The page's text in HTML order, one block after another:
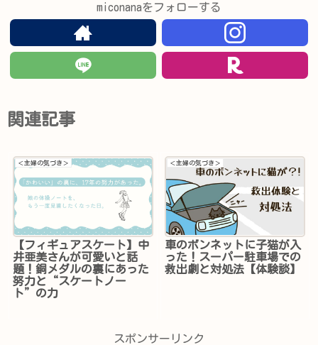
miconanaをフォローする
関連記事
＜主婦の気づき＞
【フィギュアスケート】中
井亜美さんが可愛いと話
題！銅メダルの裏にあった
努力と“スケートノー
ト”の力
＜主婦の気づき＞
車のボンネットに子猫が入
った！スーパー駐車場での
救出劇と対処法【体験談】
スポンサーリンク